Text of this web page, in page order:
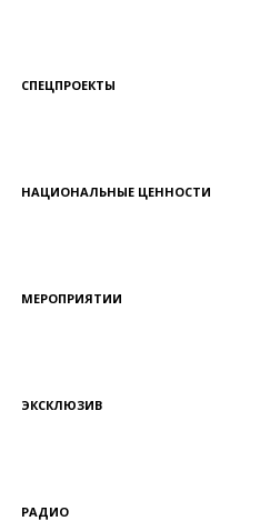
СПЕЦПРОЕКТЫ
НАЦИОНАЛЬНЫЕ ЦЕННОСТИ
МЕРОПРИЯТИИ
ЭКСКЛЮЗИВ
РАДИО